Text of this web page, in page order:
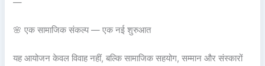
—
🌸 एक सामाजिक संकल्प — एक नई शुरुआत
यह आयोजन केवल विवाह नहीं, बल्कि सामाजिक सहयोग, सम्मान और संस्कारों